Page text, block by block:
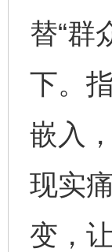
替“群
下。
嵌入
现实
变，